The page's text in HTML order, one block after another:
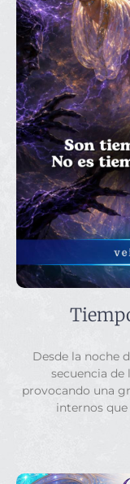
Desde la noche
secuencia de
provocando una
internos